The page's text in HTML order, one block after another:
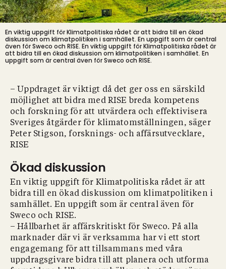
En viktig uppgift för Klimatpolitiska rådet är att bidra till en ökad
diskussion om klimatpolitiken i samhället. En uppgift som är central
även för Sweco och RISE. En viktig uppgift för Klimatpolitiska rådet är
att bidra till en ökad diskussion om klimatpolitiken i samhället. En
uppgift som är central även för Sweco och RISE.
– Uppdraget är viktigt då det ger oss en särskild
möjlighet att bidra med RISE breda kompetens
och forskning för att utvärdera och effektivisera
Sveriges åtgärder för klimatomställningen, säger
Peter Stigson, forsknings- och affärsutvecklare,
RISE
Ökad diskussion
En viktig uppgift för Klimatpolitiska rådet är att
bidra till en ökad diskussion om klimatpolitiken i
samhället. En uppgift som är central även för
Sweco och RISE.
– Hållbarhet är affärskritiskt för Sweco. På alla
marknader där vi är verksamma har vi ett stort
engagemang för att tillsammans med våra
uppdragsgivare bidra till att planera och utforma